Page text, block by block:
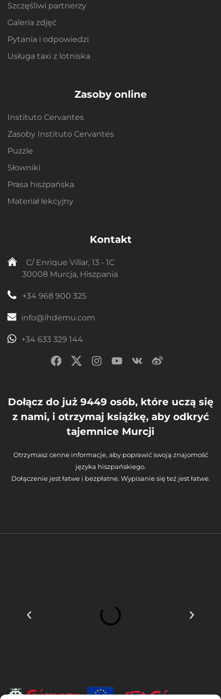
Szczęśliwi partnerzy
Galeria zdjęć
Pytania i odpowiedzi
Usługa taxi z lotniska
Zasoby online
Instituto Cervantes
Zasoby Instituto Cervantes
Puzzle
Słowniki
Prasa hiszpańska
Materiał lekcyjny
Kontakt
C/ Enrique Villar, 13 - 1C
30008 Murcja, Hiszpania
+34 968 900 325
info@ihdemu.com
+34 633 329 144
Dołącz do już 9449 osób, które uczą się
z nami, i otrzymaj książkę, aby odkryć
tajemnice Murcji
Otrzymasz cenne informacje, aby poprawić swoją znajomość
języka hiszpańskiego.
Dołączenie jest łatwe i bezpłatne. Wypisanie się też jest łatwe.